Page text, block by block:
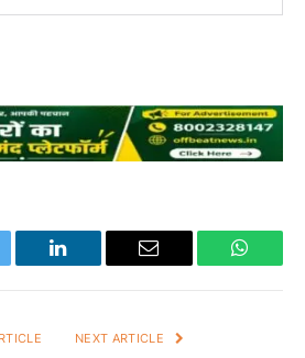
LinkedIn Email
NEXT ARTICLE